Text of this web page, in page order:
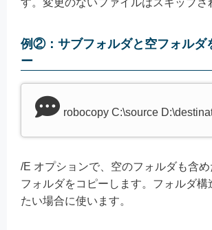
す。変更のないファイルはスキップさ
例②：サブフォルダと空フォルダ
ー
robocopy C:\source
/E オプションで、空のフォルダも含
フォルダをコピーします。フォルダ構
たい場合に使います。